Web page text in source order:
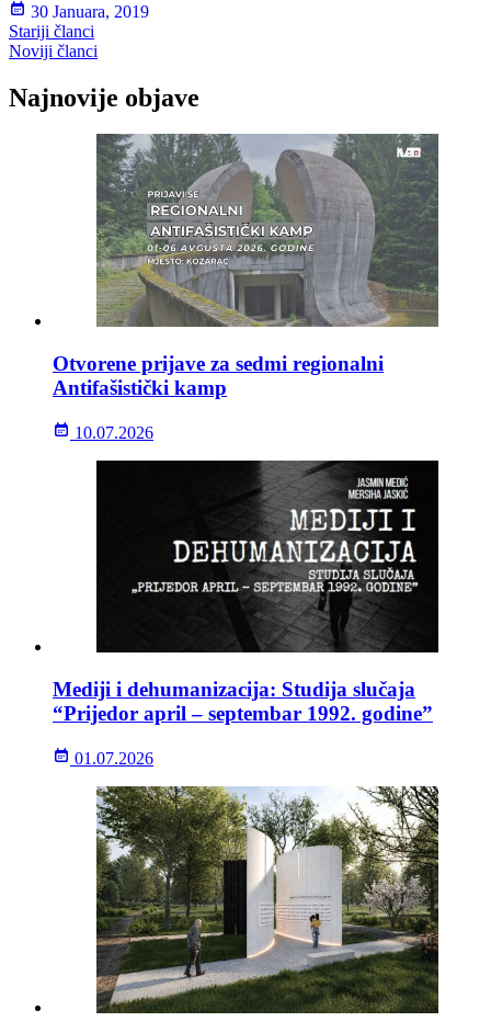
30 Januara, 2019
Navigacija
člancima
Stariji članci
Noviji članci
Najnovije objave
Otvorene prijave za sedmi regionalni
Antifašistički kamp
10.07.2026
Mediji i dehumanizacija: Studija slučaja
“Prijedor april – septembar 1992. godine”
01.07.2026